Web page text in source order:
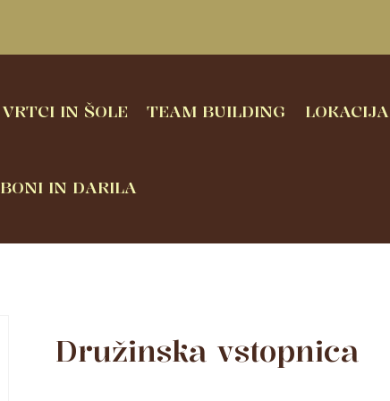
VRTCI IN ŠOLE TEAM BUILDING LOKACIJA
BONI IN DARILA
Družinska vstopnica